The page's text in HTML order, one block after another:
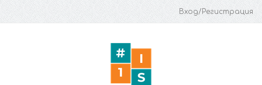
Вход/Регистрация